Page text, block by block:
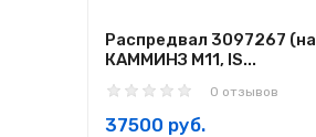
Распредвал 3097267 (на
КАММИНЗ М11, IS...
0 отзывов
37500 руб.